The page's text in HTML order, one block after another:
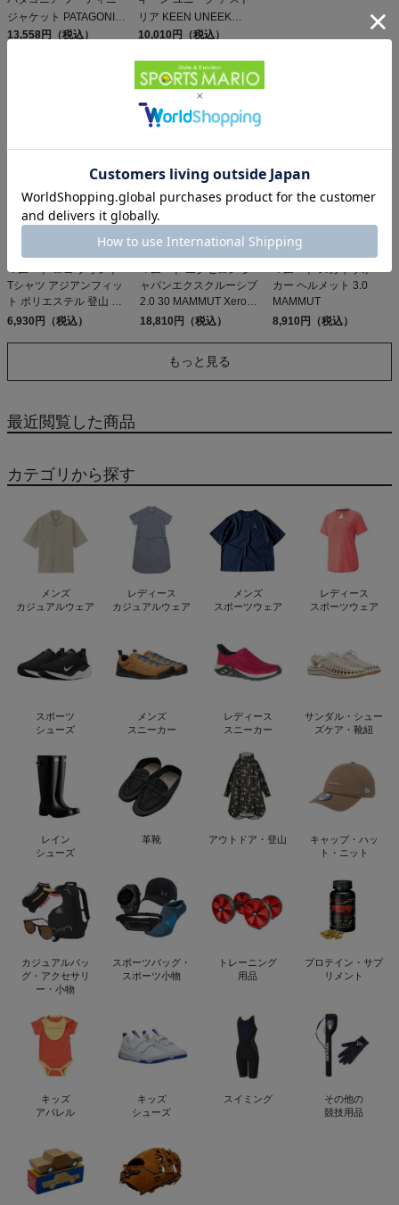
ジャケット PATAGONIA
MS HOUDINI JKT
13,558円（税込）
リア KEEN UNEEK
ASTORIA アウトレット
10,010円（税込）
同じカテゴリのおすすめ商品
マムート ロゴ プリント
Tシャツ アジアンフィッ
ト ポリエステル 登山 ア
ウトドア トレイル カジ
6,930円（税込）
マムート エクセロン ジ
ャパンエクスクルーシブ
2.0 30 MAMMUT Xeron
JE
18,810円（税込）
マムート スカイウォー
カー ヘルメット 3.0
MAMMUT
8,910円（税込）
もっと見る
最近閲覧した商品
カテゴリから探す
メンズ
カジュアルウェア
レディース
カジュアルウェア
メンズ
スポーツウェア
レディース
スポーツウェア
スポーツ
シューズ
メンズ
スニーカー
レディース
スニーカー
サンダル・シュー
ズケア・靴紐
レイン
シューズ
革靴 アウトドア・登山
キャップ・ハッ
ト・ニット
カジュアルバッ
グ・アクセサリ
ー・小物
スポーツバッグ・
スポーツ小物
トレーニング
用品
プロテイン・サプ
リメント
キッズ
アパレル
キッズ
シューズ
スイミング
その他の
競技用品